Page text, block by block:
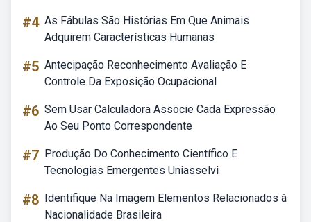
#4 As Fábulas São Histórias Em Que Animais
Adquirem Características Humanas
#5 Antecipação Reconhecimento Avaliação E
Controle Da Exposição Ocupacional
#6 Sem Usar Calculadora Associe Cada Expressão
Ao Seu Ponto Correspondente
#7 Produção Do Conhecimento Científico E
Tecnologias Emergentes Uniasselvi
#8 Identifique Na Imagem Elementos Relacionados à
Nacionalidade Brasileira